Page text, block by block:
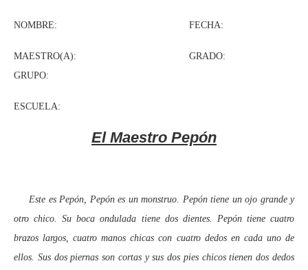
NOMBRE: FECHA:
MAESTRO(A): GRADO:
GRUPO:
ESCUELA:
El Maestro Pepón
Este es Pepón, Pepón es un monstruo. Pepón tiene un ojo grande y
otro chico. Su boca ondulada tiene dos dientes. Pepón tiene cuatro
brazos largos, cuatro manos chicas con cuatro dedos en cada uno de
ellos. Sus dos piernas son cortas y sus dos pies chicos tienen dos dedos